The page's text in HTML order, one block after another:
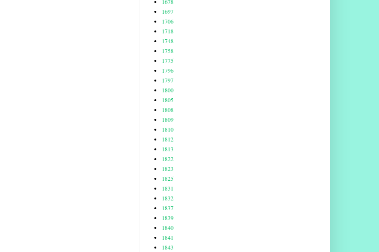
1697
1706
1718
1748
1758
1775
1796
1797
1800
1805
1808
1809
1810
1812
1813
1822
1823
1825
1831
1832
1837
1839
1840
1841
1843